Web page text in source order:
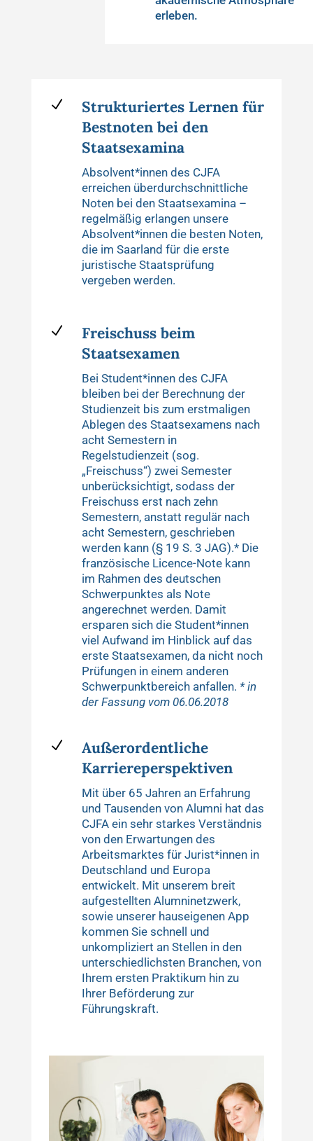
erleben.
N
Strukturiertes Lernen für
Bestnoten bei den
Staatsexamina
Absolvent*innen des CJFA
erreichen überdurchschnittliche
Noten bei den Staatsexamina –
regelmäßig erlangen unsere
Absolvent*innen die besten Noten,
die im Saarland für die erste
juristische Staatsprüfung
vergeben werden.
N
Freischuss beim
Staatsexamen
Bei Student*innen des CJFA
bleiben bei der Berechnung der
Studienzeit bis zum erstmaligen
Ablegen des Staatsexamens nach
acht Semestern in
Regelstudienzeit (sog.
„Freischuss“) zwei Semester
unberücksichtigt, sodass der
Freischuss erst nach zehn
Semestern, anstatt regulär nach
acht Semestern, geschrieben
werden kann (§ 19 S. 3 JAG).* Die
französische Licence-Note kann
im Rahmen des deutschen
Schwerpunktes als Note
angerechnet werden. Damit
ersparen sich die Student*innen
viel Aufwand im Hinblick auf das
erste Staatsexamen, da nicht noch
Prüfungen in einem anderen
Schwerpunktbereich anfallen. * in
der Fassung vom 06.06.2018
N
Außerordentliche
Karriereperspektiven
Mit über 65 Jahren an Erfahrung
und Tausenden von Alumni hat das
CJFA ein sehr starkes Verständnis
von den Erwartungen des
Arbeitsmarktes für Jurist*innen in
Deutschland und Europa
entwickelt. Mit unserem breit
aufgestellten Alumninetzwerk,
sowie unserer hauseigenen App
kommen Sie schnell und
unkompliziert an Stellen in den
unterschiedlichsten Branchen, von
Ihrem ersten Praktikum hin zu
Ihrer Beförderung zur
Führungskraft.